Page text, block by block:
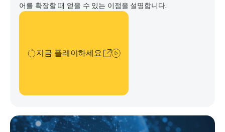
어를 확장할 때 얻을 수 있는 이점을 설명합니다.
지금 플레이하세요
지금 플레이하세요